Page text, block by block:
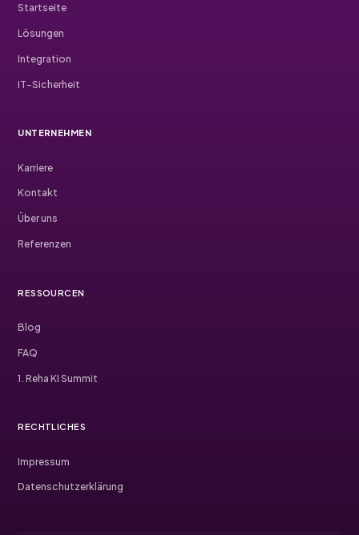
Startseite
Lösungen
Integration
IT-Sicherheit
UNTERNEHMEN
Karriere
Kontakt
Über uns
Referenzen
RESSOURCEN
Blog
FAQ
1. Reha KI Summit
RECHTLICHES
Impressum
Datenschutzerklärung